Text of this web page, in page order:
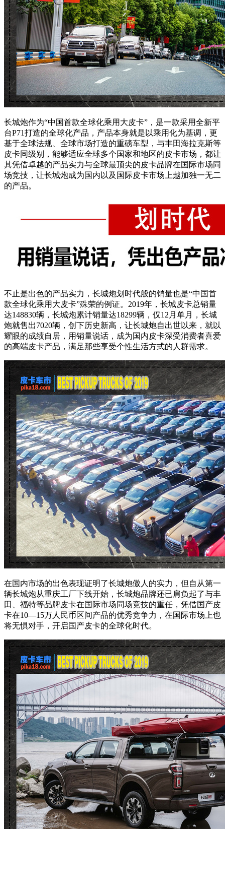
长城炮作为“中国首款全球化乘用大皮卡” ，是一款采用全新平
台P71打造的全球化产品，产品本身就是以乘用化为基调，更
基于全球法规、全球市场打造的重磅车型，与丰田海拉克斯等
皮卡同级别，能够适应全球多个国家和地区的皮卡市场，都让
其凭借卓越的产品实力与全球最顶尖的皮卡品牌在国际市场同
场竞技，让长城炮成为国内以及国际皮卡市场上越加独一无二
的产品。
不止是出色的产品实力，长城炮划时代般的销量也是“中国首
款全球化乘用大皮卡”殊荣的例证。 2019年，长城皮卡总销量
达148830辆，长城炮累计销量达18299辆，仅12月单月，长城
炮就售出7020辆，创下历史新高，让长城炮自出世以来，就以
耀眼的成绩自居， 用销量说话， 成为国内皮卡深受消费者喜爱
的高端皮卡产品，满足那些享受个性生活方式的人群需求。
在国内市场的出色表现证明了长城炮傲人的实力，但自从第一
辆长城炮从重庆工厂下线开始，长城炮品牌还已肩负起了与丰
田、福特等品牌皮卡在国际市场同场竞技的重任，凭借国产皮
卡在10—15万人民币区间产品的优秀竞争力，在国际市场上也
将无惧对手，开启国产皮卡的全球化时代。